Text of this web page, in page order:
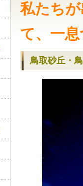
私たち
て、一
鳥取砂丘・